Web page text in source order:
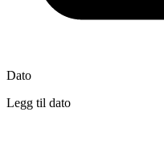
Dato
Legg til dato